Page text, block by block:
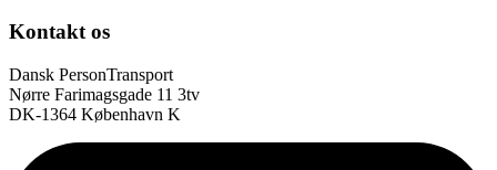
Kontakt os
Dansk PersonTransport
Nørre Farimagsgade 11 3tv
DK-1364 København K